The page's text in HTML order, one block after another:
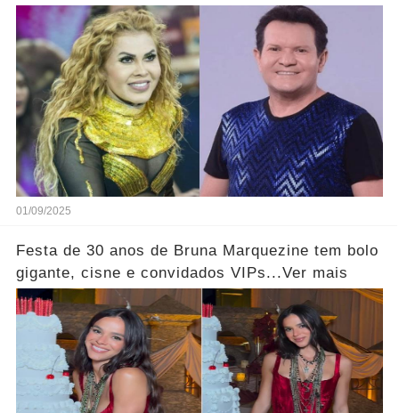
Milionária... Ver Mais
01/09/2025
Festa de 30 anos de Bruna Marquezine tem bolo
gigante, cisne e convidados VIPs...Ver mais